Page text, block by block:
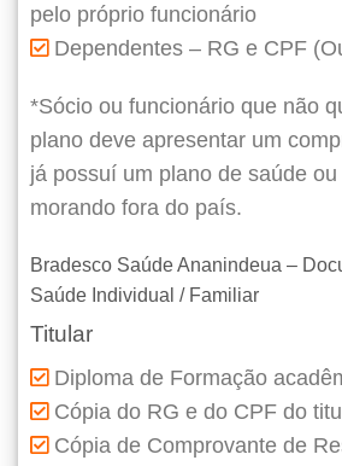
pelo próprio funcionário
Dependentes – RG e CPF
*Sócio ou funcionário que não
plano deve apresentar um
já possuí um plano de saúde
morando fora do país.
Bradesco Saúde Ananindeua –
Saúde Individual / Familiar
Titular
Diploma de Formação
Cópia do RG e do CPF do
Cópia de Comprovante de